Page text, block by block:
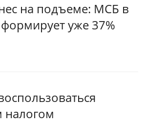
на подъеме: МСБ в
формирует уже 37%